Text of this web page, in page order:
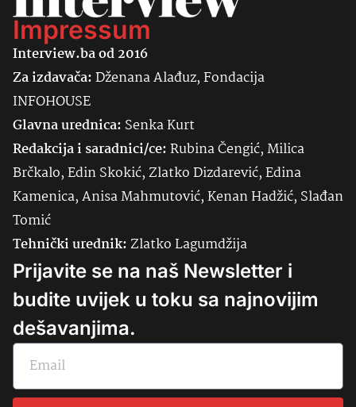
Impressum
Interview.ba od 2016
Za izdavača:Dženana Alađuz, Fondacija
INFOHOUSE
Glavna urednica: SenkaKurt
Redakcija i saradnici/ce:Rubina Čengić, Milica
Brčkalo, Edin Skokić, Zlatko Dizdarević, Edina
Kamenica, Anisa Mahmutović, Kenan Hadžić, Slađan
Tomić
Tehnički urednik:Zlatko Lagumdžija
Prijavite se na naš Newsletter i
budite uvijek u toku sa najnovijim
dešavanjima.